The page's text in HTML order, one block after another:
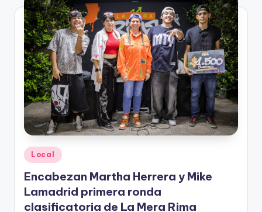
Publicado
en
Local
Encabezan Martha Herrera y Mike
Lamadrid primera ronda
clasificatoria de La Mera Rima